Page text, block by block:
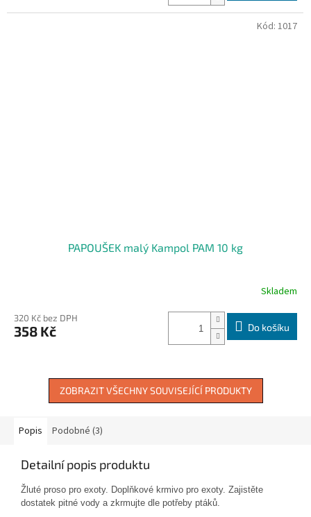
PAPOUŠEK malý Kampol PAM 10 kg
Skladem
320 Kč bez DPH
358 Kč Do košíku
Kód: 1017
ZOBRAZIT VŠECHNY SOUVISEJÍCÍ PRODUKTY
Popis Podobné (3)
Detailní popis produktu
Žluté proso pro exoty. Doplňkové krmivo pro exoty. Zajistěte
dostatek pitné vody a zkrmujte dle potřeby ptáků.